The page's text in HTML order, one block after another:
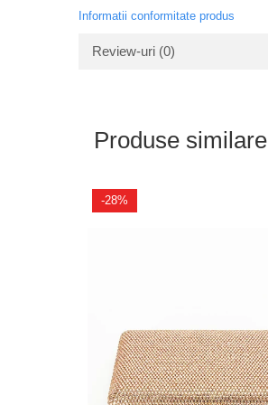
Informatii conformitate produs
Review-uri (0)
Produse similare
-28%